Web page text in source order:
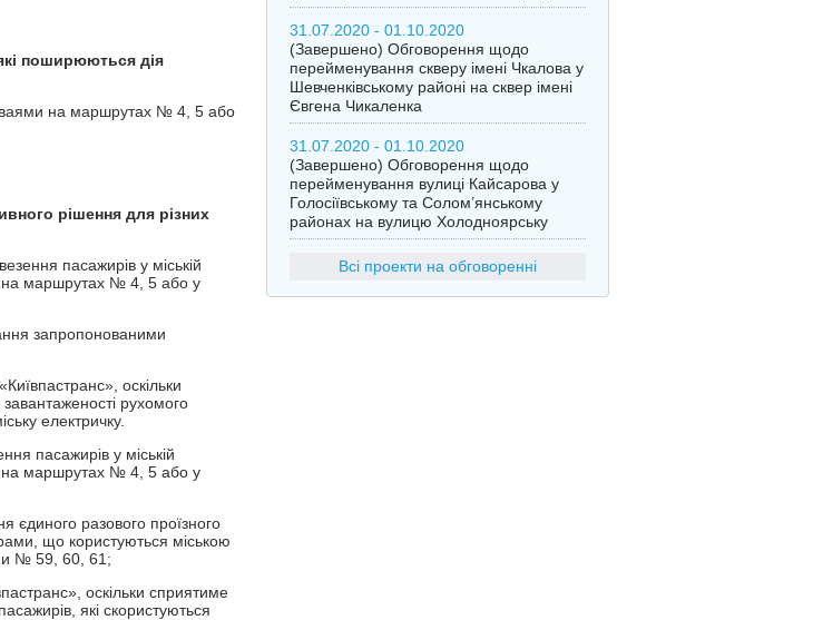
поширюються дія
на маршрутах № 4, 5 або
рішення для різних
пасажирів у міській
на маршрутах № 4, 5 або у
запропонованими
оскільки
рухомого
електричку.
пасажирів у міській
на маршрутах № 4, 5 або у
єдиного разового проїзного
що користуються міською
№ 59, 60, 61;
оскільки сприятиме
які скористуються
31.07.2020 - 01.10.2020
(Завершено) Обговорення щодо
перейменування скверу імені Чкалова у
Шевченківському районі на сквер імені
Євгена Чикаленка
31.07.2020 - 01.10.2020
(Завершено) Обговорення щодо
перейменування вулиці Кайсарова у
Голосіївському та Солом’янському
районах на вулицю Холодноярську
Всі проекти на обговоренні